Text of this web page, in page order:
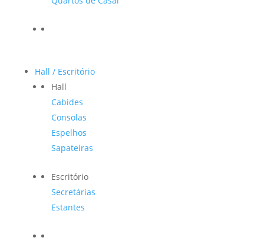
Hall / Escritório
Hall
Cabides
Consolas
Espelhos
Sapateiras
Escritório
Secretárias
Estantes